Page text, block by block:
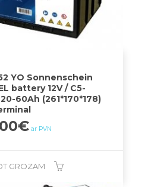
YO Sonnenschein
battery 12V / C5-
60Ah (261*170*178)
€ ar PVN
GROZAM